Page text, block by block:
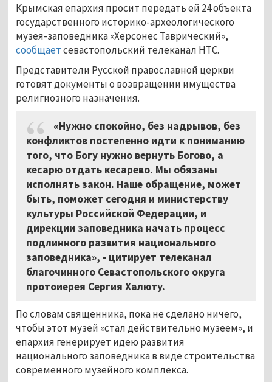
Крымская епархия просит передать ей 24 объекта
государственного историко-археологического
музея-заповедника «Херсонес Таврический»,
сообщаетсевастопольский телеканал НТС.
Представители Русской православной церкви
готовят документы о возвращении имущества
религиозного назначения.
«Нужно спокойно, без надрывов, без
конфликтов постепенно идти к пониманию
того, что Богу нужно вернуть Богово, а
кесарю отдать кесарево. Мы обязаны
исполнять закон. Наше обращение, может
быть, поможет сегодня и министерству
культуры Российской Федерации, и
дирекции заповедника начать процесс
подлинного развития национального
заповедника», - цитирует телеканал
благочинного Севастопольского округа
протоиерея Сергия Халюту.
По словам священника, пока не сделано ничего,
чтобы этот музей «стал действительно музеем», и
епархия генерирует идею развития
национального заповедника в виде строительства
современного музейного комплекса.